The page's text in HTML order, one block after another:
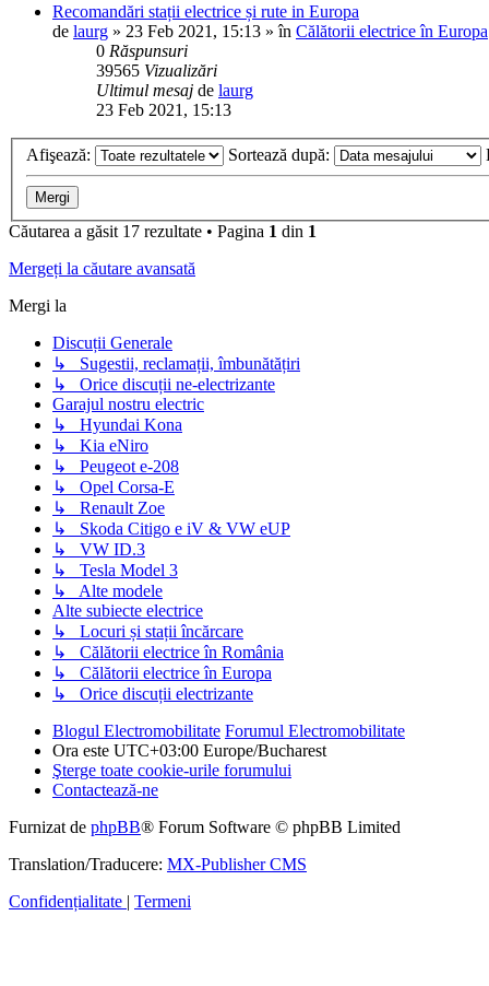
Recomandări stații electrice și rute in Europa
de laurg » 23 Feb 2021, 15:13 » în Călătorii electrice în Europa
0 Răspunsuri
39565 Vizualizări
Ultimul mesaj de laurg
23 Feb 2021, 15:13
Afişează: Sortează după:
Căutarea a găsit 17 rezultate • Pagina 1 din 1
Mergeți la căutare avansată
Mergi la
Discuții Generale
↳ Sugestii, reclamații, îmbunătățiri
↳ Orice discuții ne-electrizante
Garajul nostru electric
↳ Hyundai Kona
↳ Kia eNiro
↳ Peugeot e-208
↳ Opel Corsa-E
↳ Renault Zoe
↳ Skoda Citigo e iV & VW eUP
↳ VW ID.3
↳ Tesla Model 3
↳ Alte modele
Alte subiecte electrice
↳ Locuri și stații încărcare
↳ Călătorii electrice în România
↳ Călătorii electrice în Europa
↳ Orice discuții electrizante
Blogul Electromobilitate Forumul Electromobilitate
Ora este UTC+03:00 Europe/Bucharest
Şterge toate cookie-urile forumului
Contactează-ne
Furnizat de phpBB® Forum Software © phpBB Limited
Translation/Traducere: MX-Publisher CMS
Confidențialitate
Termeni